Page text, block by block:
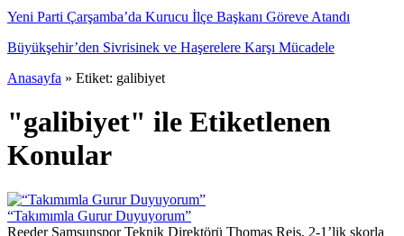
Yeni Parti Çarşamba’da Kurucu İlçe Başkanı Göreve Atandı
Büyükşehir’den Sivrisinek ve Haşerelere Karşı Mücadele
Anasayfa » Etiket: galibiyet
"galibiyet" ile Etiketlenen
Konular
“Takımımla Gurur Duyuyorum”
Reeder Samsunspor Teknik Direktörü Thomas Reis, 2-1’lik skorla